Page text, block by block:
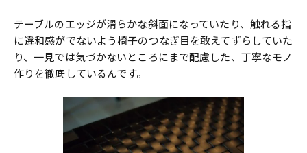
テーブルのエッジが滑らかな斜面になっていたり、触れる指
に違和感がでないよう椅子のつなぎ目を敢えてずらしていた
り、一見では気づかないところにまで配慮した、丁寧なモノ
作りを徹底しているんです。